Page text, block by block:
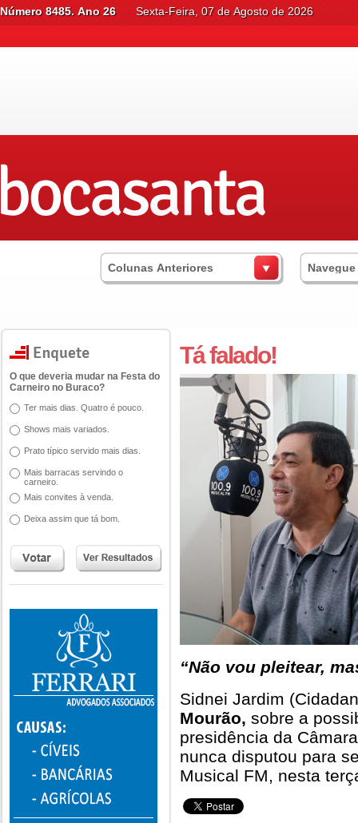
Número 8485. Ano 26 Sexta-Feira, 07 de Agosto de 2026
Colunas Anteriores
O que deveria mudar na Festa do
Carneiro no Buraco?
Ter mais dias. Quatro é pouco.
Shows mais variados.
Prato típico servido mais dias.
Mais barracas servindo o
carneiro.
Mais convites à venda.
Deixa assim que tá bom.
Tá falado!
“Não vou pleitear,
Sidnei Jardim
Mourão, sobre a
presidência da
nunca disputou para
Musical FM, nesta